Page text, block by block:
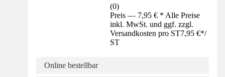
(0)
Preis — 7,95 € * Alle Preise
inkl. MwSt. und ggf. zzgl.
Versandkosten pro ST7,95 €*/
ST
Online bestellbar